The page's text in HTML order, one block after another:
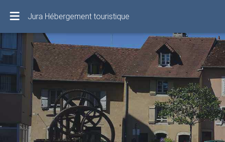
Jura Hébergement touristique